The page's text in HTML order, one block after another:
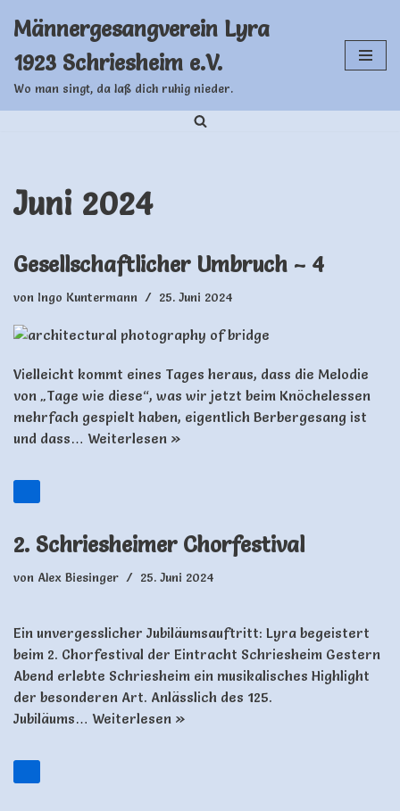
Inhalt
springen
Männergesangverein Lyra
1923 Schriesheim e.V.
Wo man singt, da laß dich ruhig nieder.
Juni 2024
Gesellschaftlicher Umbruch – 4
von Ingo Kuntermann 25. Juni 2024
Vielleicht kommt eines Tages heraus, dass die Melodie
von „Tage wie diese“, was wir jetzt beim Knöchelessen
mehrfach gespielt haben, eigentlich Berbergesang ist
und dass… Weiterlesen »
2. Schriesheimer Chorfestival
von Alex Biesinger 25. Juni 2024
Ein unvergesslicher Jubiläumsauftritt: Lyra begeistert
beim 2. Chorfestival der Eintracht Schriesheim Gestern
Abend erlebte Schriesheim ein musikalisches Highlight
der besonderen Art. Anlässlich des 125.
Jubiläums… Weiterlesen »